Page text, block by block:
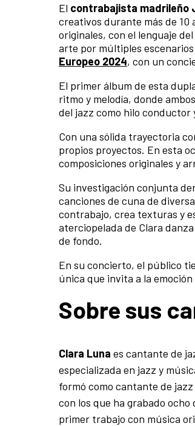
El contrabajista madrileño
creativos durante más de 10
originales, con el lenguaje
arte por múltiples
Europeo 2024, con un
El primer álbum de esta
ritmo y melodía, donde
del jazz como hilo conductor
Con una sólida trayectoria
propios proyectos. En esta
composiciones originales y
Su investigación conjunta
canciones de cuna de
contrabajo, crea texturas y
aterciopelada de Clara
de fondo.
En su concierto, el público
única que invita a la
Sobre sus
Clara Luna es cantante de
especializada en jazz y
formó como cantante de
con los que ha grabado
primer trabajo con música